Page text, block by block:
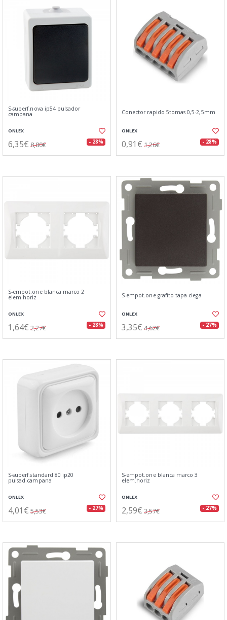
S-superf.nova ip54 pulsador
campana
ONLEX
6,35€ 8,80€ - 28%
Conector rapido 5tomas 0,5-2,5mm
ONLEX
0,91€ 1,26€ - 28%
S-empot.one blanca marco 2
elem.horiz
ONLEX
1,64€ 2,27€ - 28%
S-empot.one grafito tapa ciega
ONLEX
3,35€ 4,62€ - 27%
S-superf.standard 80 ip20
pulsad.campana
ONLEX
4,01€ 5,53€ - 27%
S-empot.one blanca marco 3
elem.horiz
ONLEX
2,59€ 3,57€ - 27%